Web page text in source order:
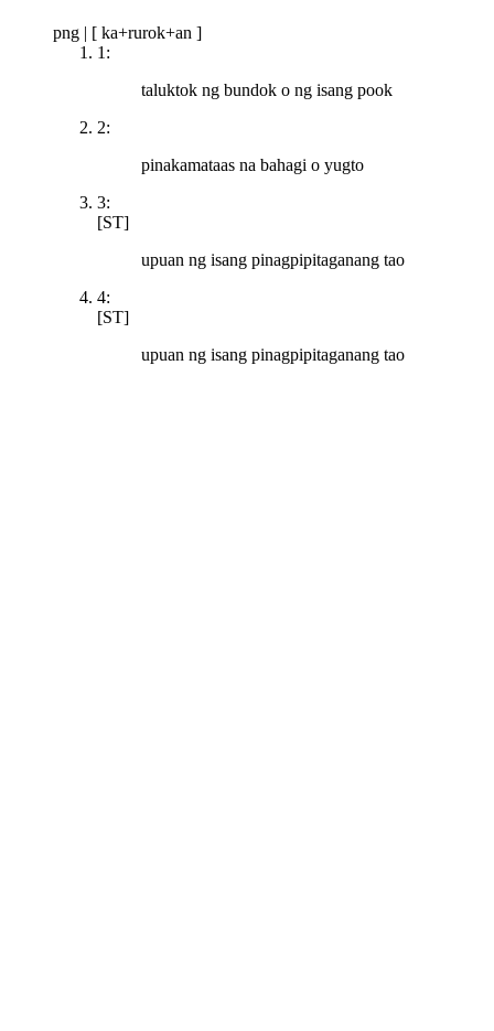
png | [ ka+rurok+an ]
1:
taluktok ng bundok o ng isang pook
2:
pinakamataas na bahagi o yugto
3:
[ST]
upuan ng isang pinagpipitaganang tao
4:
[ST]
upuan ng isang pinagpipitaganang tao